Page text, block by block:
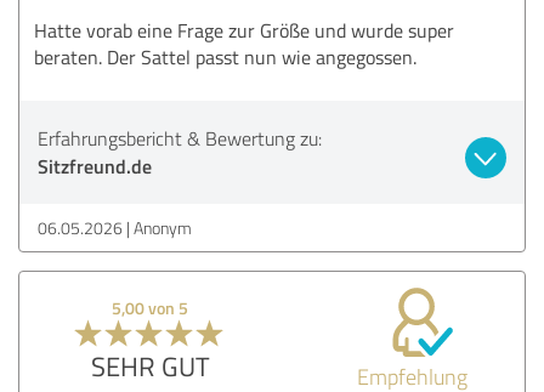
Hatte vorab eine Frage zur Größe und wurde super
beraten. Der Sattel passt nun wie angegossen.
Erfahrungsbericht & Bewertung zu:
Sitzfreund.de
06.05.2026 Anonym
5,00 von 5
SEHR GUT Empfehlung